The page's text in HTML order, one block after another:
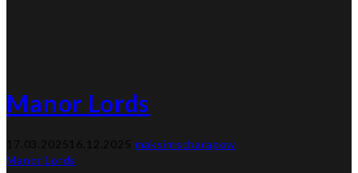
Manor Lords
17.03.2025 16.12.2025 maksimscharapow
Manor Lords